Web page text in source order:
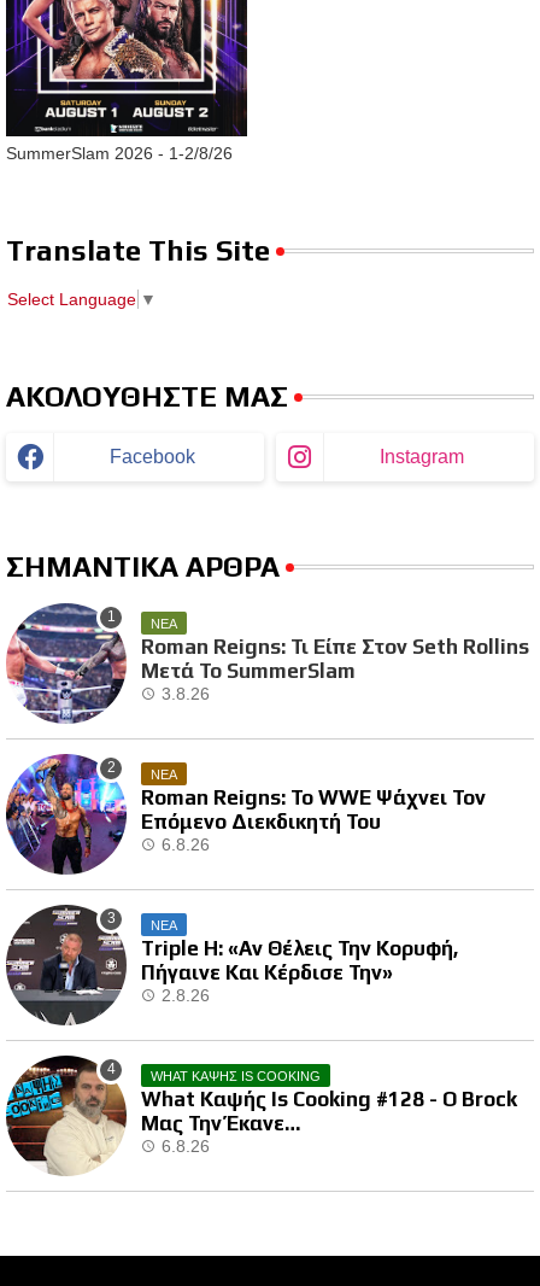
SummerSlam 2026 - 1-2/8/26
Translate This Site
Select Language ▼
ΑΚΟΛΟΥΘΗΣΤΕ ΜΑΣ
Facebook Instagram
ΣΗΜΑΝΤΙΚΑ ΑΡΘΡΑ
ΝΕΑ
Roman Reigns: Τι Είπε Στον Seth Rollins
Μετά Το SummerSlam
3.8.26
ΝΕΑ
Roman Reigns: Το WWE Ψάχνει Τον
Επόμενο Διεκδικητή Του
6.8.26
ΝΕΑ
Triple H: «Αν Θέλεις Την Κορυφή,
Πήγαινε Και Κέρδισε Την»
2.8.26
WHAT ΚΑΨΗΣ IS COOKING
What Καψής Is Cooking #128 - Ο Brock
Μας Την Έκανε…
6.8.26